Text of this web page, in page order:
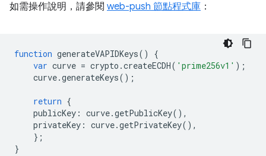
如需操作說明，請參閱 web-push 節點程式庫 ：
function generateVAPIDKeys()
{
var curve = crypto .createECDH( 'prime256v1' );
curve.generateKeys();
return {
publicKey : curve.getPublicKey(),
privateKey : curve.getPrivateKey(),
};
}